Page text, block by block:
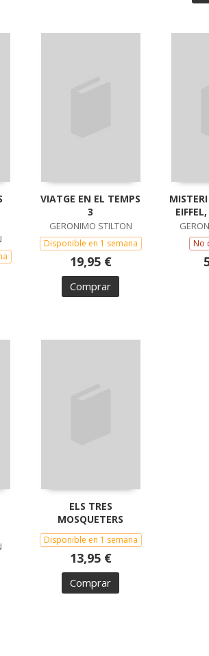
VIATGE EN EL TEMPS
3
GERONIMO STILTON
Disponible en 1 semana
19,95 €
Comprar
No
ELS TRES
MOSQUETERS
Disponible en 1 semana
13,95 €
Comprar